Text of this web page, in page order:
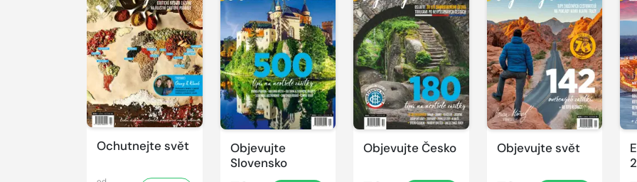
Ochutnejte svět
Objevujte
Slovensko
Objevujte Česko Objevujte svět
2